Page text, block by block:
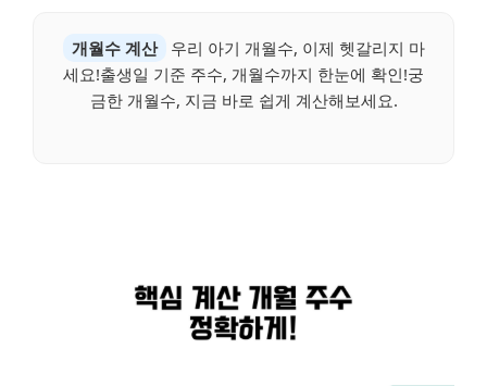
개월수 계산
우리 아기 개월수, 이제 헷갈리지 마
세요!출생일 기준 주수, 개월수까지 한눈에 확인!궁
금한 개월수, 지금 바로 쉽게 계산해보세요.